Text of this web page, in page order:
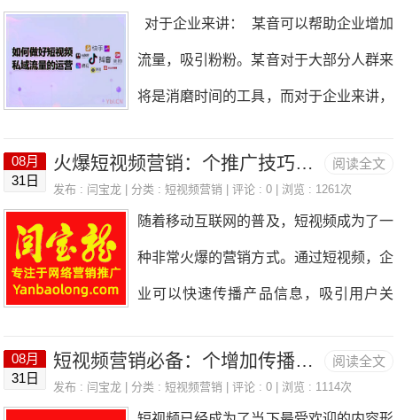
越的产品。[企业名称]，值得信赖！”示例
五：“生产的旋律在这里奏响，[企业名称]
用专业和努力，为你呈现最优质的产
们的专业。[企业名称]，生产型企业的骄
三五年内面临倒闭的结局，一定是这样。
对于企业来讲： 某音可以帮助企业增加
流量，吸引粉粉。某音对于大部分人群来
将是消磨时间的工具，而对于企业来讲，
足够精彩，能够吸引人的眼球，在某音推
流量还会持续很长一段时间。某音作为短
视频中高效的营销和商业变现能力，无论
阅读全文
08月
31日
火爆短视频营销：个推广技巧助你快速突破
发布 : 闫宝龙 | 分类 :短视频营销 | 评论 : 0 | 浏览 : 1261次
随着移动互联网的普及，短视频成为了一
种非常火爆的营销方式。通过短视频，企
业可以快速传播产品信息，吸引用户关
技巧，可以帮助你在短视频营销中快速突
阅读全文
08月
31日
短视频营销必备：个增加传播力的技巧方法
发布 : 闫宝龙 | 分类 :短视频营销 | 评论 : 0 | 浏览 : 1114次